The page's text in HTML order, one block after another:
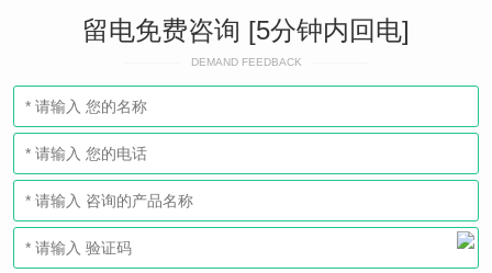
留电免费咨询 [5分钟内回电]
DEMAND FEEDBACK